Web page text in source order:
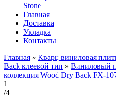
Stone
Главная
Доставка
Укладка
Контакты
Главная » Кварц виниловая
Back клеевой тип » Виниловый
коллекция Wood Dry Back FX-
1
/4